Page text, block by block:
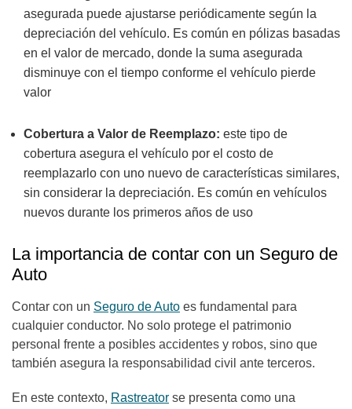
asegurada puede ajustarse periódicamente según la
depreciación del vehículo. Es común en pólizas basadas
en el valor de mercado, donde la suma asegurada
disminuye con el tiempo conforme el vehículo pierde
valor
Cobertura a Valor de Reemplazo: este tipo de
cobertura asegura el vehículo por el costo de
reemplazarlo con uno nuevo de características similares,
sin considerar la depreciación. Es común en vehículos
nuevos durante los primeros años de uso
La importancia de contar con un Seguro de
Auto
Contar con un Seguro de Auto es fundamental para
cualquier conductor. No solo protege el patrimonio
personal frente a posibles accidentes y robos, sino que
también asegura la responsabilidad civil ante terceros.
En este contexto, Rastreator se presenta como una